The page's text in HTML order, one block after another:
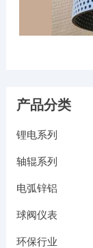
产品分类
锂电系列
轴辊系列
电弧锌铝
球阀仪表
环保行业